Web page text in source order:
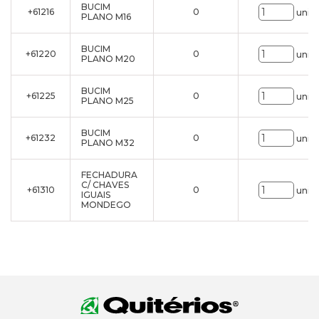
+61216
BUCIM
PLANO M16
0 uni.
+61220
BUCIM
PLANO M20
0 uni.
+61225
BUCIM
PLANO M25
0 uni.
+61232
BUCIM
PLANO M32
0 uni.
+61310
FECHADURA
C/ CHAVES
IGUAIS
MONDEGO
0 uni.